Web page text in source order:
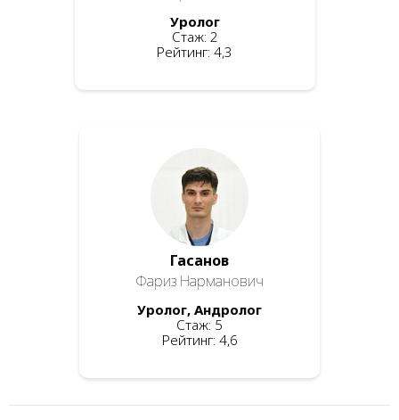
Уролог
Стаж: 2
Рейтинг: 4,3
Гасанов
Фариз Нарманович
Уролог, Андролог
Стаж: 5
Рейтинг: 4,6